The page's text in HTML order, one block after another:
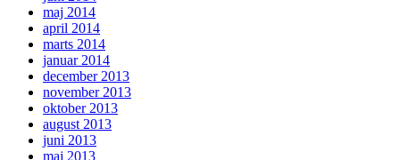
maj 2014
april 2014
marts 2014
januar 2014
december 2013
november 2013
oktober 2013
august 2013
juni 2013
maj 2013